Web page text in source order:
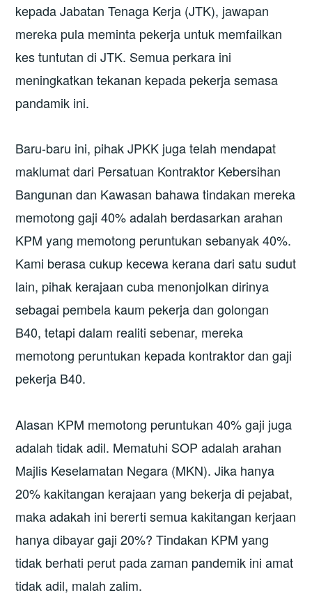
kepada Jabatan Tenaga Kerja (JTK), jawapan
mereka pula meminta pekerja untuk memfailkan
kes tuntutan di JTK. Semua perkara ini
meningkatkan tekanan kepada pekerja semasa
pandamik ini.
Baru-baru ini, pihak JPKK juga telah mendapat
maklumat dari Persatuan Kontraktor Kebersihan
Bangunan dan Kawasan bahawa tindakan mereka
memotong gaji 40% adalah berdasarkan arahan
KPM yang memotong peruntukan sebanyak 40%.
Kami berasa cukup kecewa kerana dari satu sudut
lain, pihak kerajaan cuba menonjolkan dirinya
sebagai pembela kaum pekerja dan golongan
B40, tetapi dalam realiti sebenar, mereka
memotong peruntukan kepada kontraktor dan gaji
pekerja B40.
Alasan KPM memotong peruntukan 40% gaji juga
adalah tidak adil. Mematuhi SOP adalah arahan
Majlis Keselamatan Negara (MKN). Jika hanya
20% kakitangan kerajaan yang bekerja di pejabat,
maka adakah ini bererti semua kakitangan kerjaan
hanya dibayar gaji 20%? Tindakan KPM yang
tidak berhati perut pada zaman pandemik ini amat
tidak adil, malah zalim.